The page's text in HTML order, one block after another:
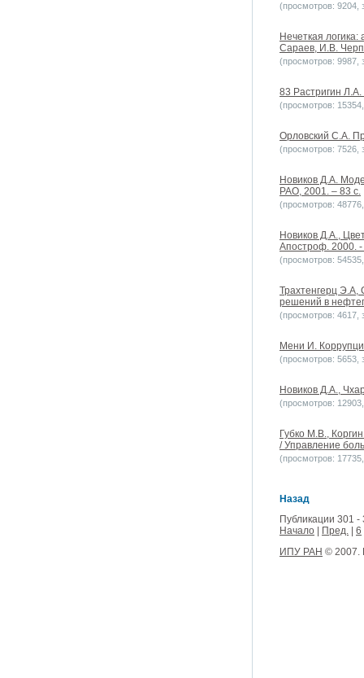
(просмотров: 9204,
Нечеткая
Сараев, И.В.
(просмотров: 9987,
83 Растригин
(просмотров:
Орловский С.А.
(просмотров: 7526,
Новиков Д.А.
РАО, 2001. – 83 с.
(просмотров:
Новиков Д.А.,
Апостроф. 2000. -
(просмотров:
Трахтенгерц
решений в
(просмотров: 4617,
Мени И.
(просмотров: 5653,
Новиков Д.А.,
(просмотров:
Губко М.В.,
/ Управление
(просмотров:
Назад
Публикации 301 -
Начало
Пред.
6
ИПУ РАН © 2007.